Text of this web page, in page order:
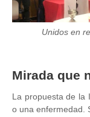
Unidos en
Mirada que
La propuesta de la
o una enfermedad.